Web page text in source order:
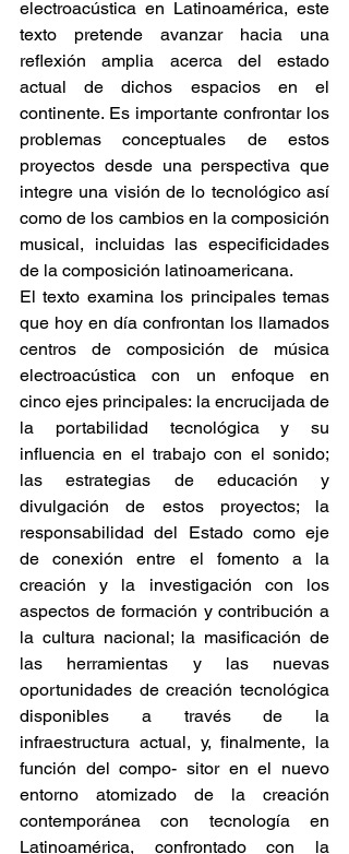
electroacústica en Latinoamérica, este
texto pretende avanzar hacia una
reflexión amplia acerca del estado
actual de dichos espacios en el
continente. Es importante confrontar los
problemas conceptuales de estos
proyectos desde una perspectiva que
integre una visión de lo tecnológico así
como de los cambios en la composición
musical, incluidas las especificidades
de la composición latinoamericana.
El texto examina los principales temas
que hoy en día confrontan los llamados
centros de composición de música
electroacústica con un enfoque en
cinco ejes principales: la encrucijada de
la portabilidad tecnológica y su
influencia en el trabajo con el sonido;
las estrategias de educación y
divulgación de estos proyectos; la
responsabilidad del Estado como eje
de conexión entre el fomento a la
creación y la investigación con los
aspectos de formación y contribución a
la cultura nacional; la masificación de
las herramientas y las nuevas
oportunidades de creación tecnológica
disponibles a través de la
infraestructura actual, y, finalmente, la
función del compo- sitor en el nuevo
entorno atomizado de la creación
contemporánea con tecnología en
Latinoamérica, confrontado con la